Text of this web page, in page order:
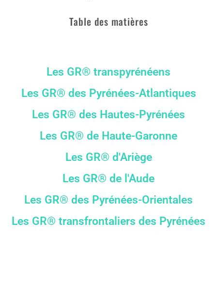
Table des matières
Les GR® transpyrénéens
Les GR® des Pyrénées-Atlantiques
Les GR® des Hautes-Pyrénées
Les GR® de Haute-Garonne
Les GR® d'Ariège
Les GR® de l'Aude
Les GR® des Pyrénées-Orientales
Les GR® transfrontaliers des Pyrénées